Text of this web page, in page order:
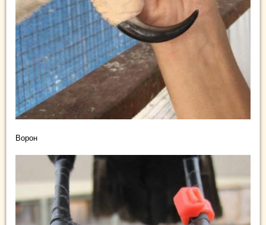
Ворон